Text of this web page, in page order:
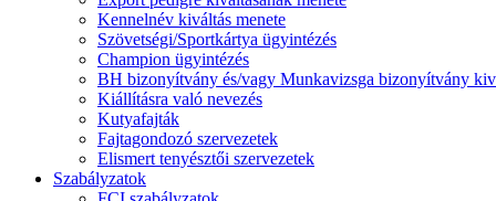
Kennelnév kiváltás menete
Szövetségi/Sportkártya ügyintézés
Champion ügyintézés
BH bizonyítvány és/vagy Munkavizsga bizonyítvány
Kiállításra való nevezés
Kutyafajták
Fajtagondozó szervezetek
Elismert tenyésztői szervezetek
Szabályzatok